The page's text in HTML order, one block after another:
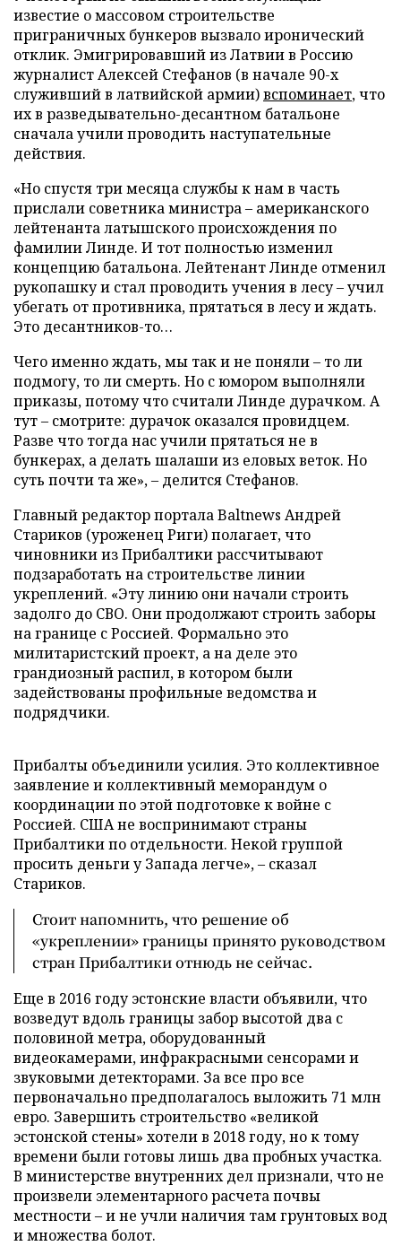
известие о массовом строительстве
приграничных бункеров вызвало иронический
отклик. Эмигрировавший из Латвии в Россию
журналист Алексей Стефанов (в начале 90-х
служивший в латвийской армии)вспоминает, что
их в разведывательно-десантном батальоне
сначала учили проводить наступательные
действия.
«Но спустя три месяца службы к нам в часть
прислали советника министра – американского
лейтенанта латышского происхождения по
фамилии Линде. И тот полностью изменил
концепцию батальона. Лейтенант Линде отменил
рукопашку и стал проводить учения в лесу – учил
убегать от противника, прятаться в лесу и ждать.
Это десантников-то…
Чего именно ждать, мы так и не поняли – то ли
подмогу, то ли смерть. Но с юмором выполняли
приказы, потому что считали Линде дурачком. А
тут – смотрите: дурачок оказался провидцем.
Разве что тогда нас учили прятаться не в
бункерах, а делать шалаши из еловых веток. Но
суть почти та же», – делится Стефанов.
Главный редактор портала Baltnews Андрей
Стариков (уроженец Риги) полагает, что
чиновники из Прибалтики рассчитывают
подзаработать на строительстве линии
укреплений. «Эту линию они начали строить
задолго до СВО. Они продолжают строить заборы
на границе с Россией. Формально это
милитаристский проект, а на деле это
грандиозный распил, в котором были
задействованы профильные ведомства и
подрядчики.
Прибалты объединили усилия. Это коллективное
заявление и коллективный меморандум о
координации по этой подготовке к войне с
Россией. США не воспринимают страны
Прибалтики по отдельности. Некой группой
просить деньги у Запада легче», – сказал
Стариков.
Стоит напомнить, что решение об
«укреплении» границы принято руководством
стран Прибалтики отнюдь не сейчас.
Еще в 2016 году эстонские власти объявили, что
возведут вдоль границы забор высотой два с
половиной метра, оборудованный
видеокамерами, инфракрасными сенсорами и
звуковыми детекторами. За все про все
первоначально предполагалось выложить 71 млн
евро. Завершить строительство «великой
эстонской стены» хотели в 2018 году, но к тому
времени были готовы лишь два пробных участка.
В министерстве внутренних дел признали, что не
произвели элементарного расчета почвы
местности – и не учли наличия там грунтовых вод
и множества болот.